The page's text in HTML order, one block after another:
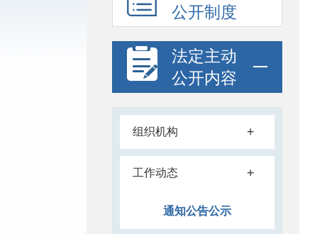
公开制度
法定主动
公开内容
组织机构 +
工作动态 +
通知公告公示